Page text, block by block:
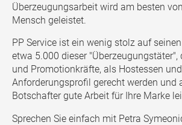
Überzeugungsarbeit wird am besten
Mensch geleistet.
PP Service ist ein wenig stolz auf
etwa 5.000 dieser "Überzeugungstäter",
und Promotionkräfte, als Hostessen
Anforderungsprofil gerecht werden und
Botschafter gute Arbeit für Ihre Marke
Sprechen Sie einfach mit Petra